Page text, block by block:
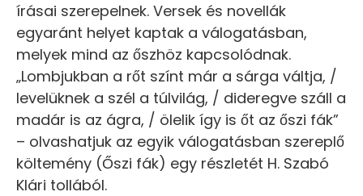
írásai szerepelnek. Versek és novellák
egyaránt helyet kaptak a válogatásban,
melyek mind az őszhöz kapcsolódnak.
„Lombjukban a rőt színt már a sárga váltja, /
levelüknek a szél a túlvilág, / dideregve száll a
madár is az ágra, / ölelik így is őt az őszi fák”
– olvashatjuk az egyik válogatásban szereplő
költemény (Őszi fák) egy részletét H. Szabó
Klári tollából.